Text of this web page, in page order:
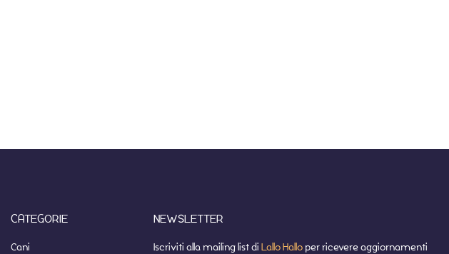
CATEGORIE
Cani
NEWSLETTER
Iscriviti alla mailing list di Lallo Halloper ricevere aggiornamenti